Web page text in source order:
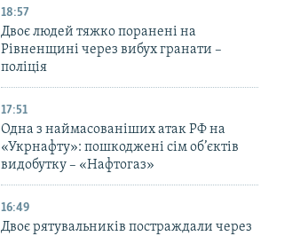
18:57
Двоє людей тяжко поранені на
Рівненщині через вибух гранати –
поліція
17:51
Одна з наймасованіших атак РФ на
«Укрнафту»: пошкоджені сім об’єктів
видобутку – «Нафтогаз»
16:49
Двоє рятувальників постраждали через